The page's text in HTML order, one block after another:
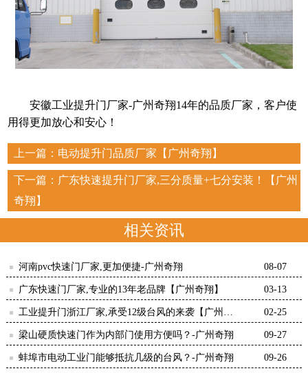
安徽工业提升门厂家-广州奇翔14年的品质厂家，客户使
用得更加放心和安心！
上一篇： 电动提升门品质厂家【广州奇翔】
下一篇： 广东快速提升门厂家,三分质量+七分安装！【广州
奇翔】
相关资讯
河南pvc快速门厂家,更加便捷-广州奇翔 08-07
广东快速门厂家,专业的13年老品牌【广州奇翔】 03-13
工业提升门浙江厂家,承受12级台风的来袭【广州奇
翔】
02-25
梁山硬质快速门作为内部门使用方便吗？-广州奇翔 09-27
蚌埠市电动工业门能够抵抗几级的台风？-广州奇翔 09-26